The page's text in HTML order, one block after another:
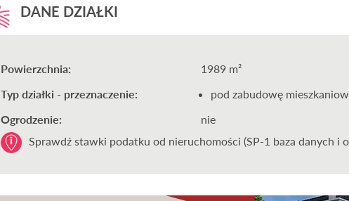
DANE DZIAŁKI
Powierzchnia:
1989 m²
Typ działki - przeznaczenie:
pod zabudowę
Ogrodzenie:
nie
Sprawdź stawki podatku od nieruchomości (SP-1 baza danych i